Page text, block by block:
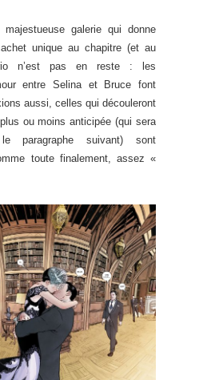
galerie qui donne
unique au chapitre (et au
n’est pas en reste : les
entre Selina et Bruce font
aussi, celles qui découleront
ou moins anticipée (qui sera
paragraphe suivant) sont
toute finalement, assez «